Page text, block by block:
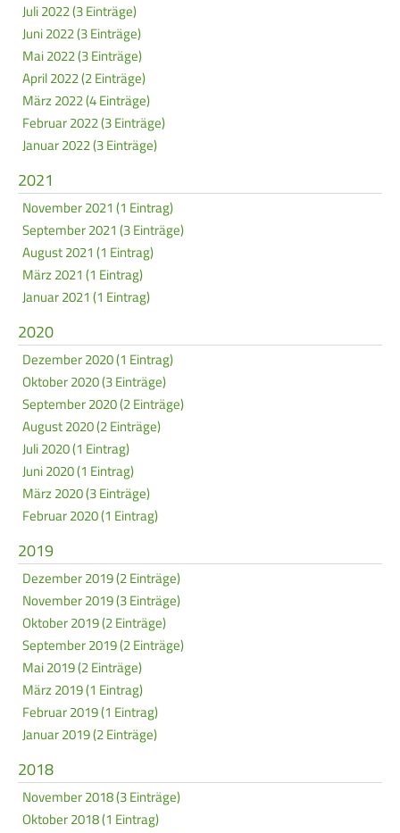
Juli 2022 (3 Einträge)
Juni 2022 (3 Einträge)
Mai 2022 (3 Einträge)
April 2022 (2 Einträge)
März 2022 (4 Einträge)
Februar 2022 (3 Einträge)
Januar 2022 (3 Einträge)
2021
November 2021 (1 Eintrag)
September 2021 (3 Einträge)
August 2021 (1 Eintrag)
März 2021 (1 Eintrag)
Januar 2021 (1 Eintrag)
2020
Dezember 2020 (1 Eintrag)
Oktober 2020 (3 Einträge)
September 2020 (2 Einträge)
August 2020 (2 Einträge)
Juli 2020 (1 Eintrag)
Juni 2020 (1 Eintrag)
März 2020 (3 Einträge)
Februar 2020 (1 Eintrag)
2019
Dezember 2019 (2 Einträge)
November 2019 (3 Einträge)
Oktober 2019 (2 Einträge)
September 2019 (2 Einträge)
Mai 2019 (2 Einträge)
März 2019 (1 Eintrag)
Februar 2019 (1 Eintrag)
Januar 2019 (2 Einträge)
2018
November 2018 (3 Einträge)
Oktober 2018 (1 Eintrag)